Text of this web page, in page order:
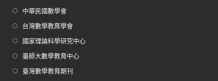
中華民國數學會
台灣數學教育學會
國家理論科學研究中心
臺師大數學教育中心
臺灣數學教育期刊